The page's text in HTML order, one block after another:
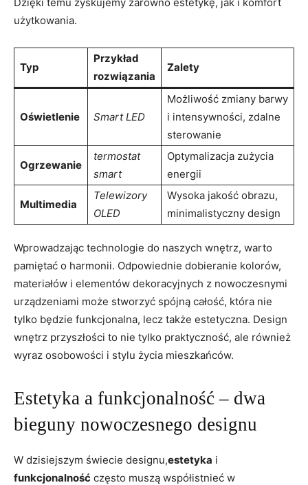
użytkowania.
Typ
Przykład
rozwiązania
Zalety
Oświetlenie Smart⁣ LED
Możliwość zmiany⁢ barwy
i intensywności, zdalne
sterowanie
Ogrzewanie
termostat
smart
Optymalizacja zużycia
energii
Multimedia
Telewizory
OLED
Wysoka ⁣jakość obrazu,
minimalistyczny​ design
Wprowadzając technologie do naszych wnętrz, warto
pamiętać o harmonii. Odpowiednie dobieranie ⁤kolorów,
materiałów i elementów dekoracyjnych z ⁣nowoczesnymi
urządzeniami może⁤ stworzyć spójną całość, która nie
tylko będzie funkcjonalna, lecz także estetyczna. Design
wnętrz⁢ przyszłości to nie tylko praktyczność, ale również
wyraz osobowości i stylu życia mieszkańców.
Estetyka a funkcjonalność – ⁣dwa⁤
bieguny nowoczesnego designu
W dzisiejszym świecie designu,estetyka i
funkcjonalność często‍ muszą współistnieć⁤ w